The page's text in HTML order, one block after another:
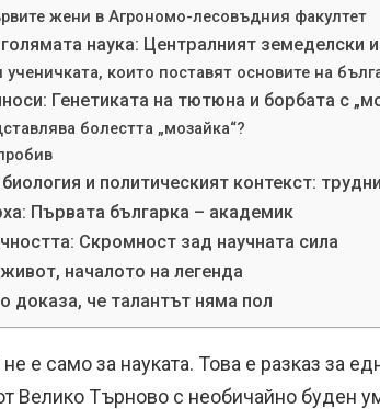
жени в Агрономо-лесовъдния факултет
наука: Централният земеделски
ученичката, които поставят основите на
Генетиката на тютюна и борбата с
болестта „мозайка“?
и политическият контекст:
Първата българка – академик
Скромност зад научната сила
началото на легенда
доказа, че талантът няма пол
е само за науката. Това е разказ за
Велико Търново с необичайно буден